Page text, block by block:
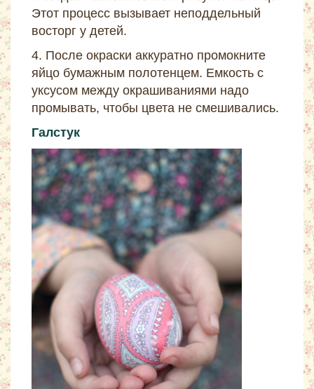
Этот процесс вызывает неподдельный
восторг у детей.
4. После окраски аккуратно промокните
яйцо бумажным полотенцем. Емкость с
уксусом между окрашиваниями надо
промывать, чтобы цвета не смешивались.
Галстук